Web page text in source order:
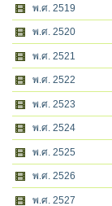
พ.ศ. 2519
พ.ศ. 2520
พ.ศ. 2521
พ.ศ. 2522
พ.ศ. 2523
พ.ศ. 2524
พ.ศ. 2525
พ.ศ. 2526
พ.ศ. 2527